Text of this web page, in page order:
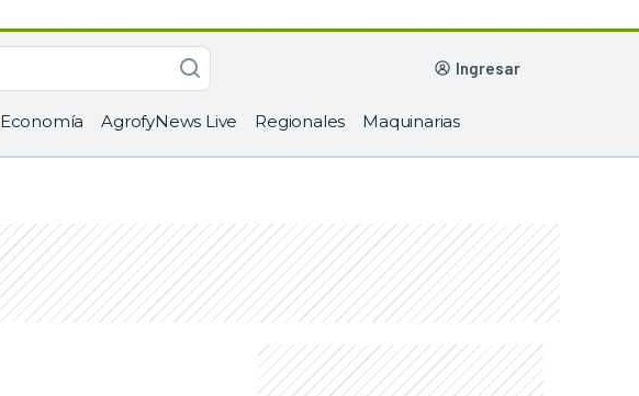
ingresar
Economía AgrofyNews Live Regionales Maquinarias